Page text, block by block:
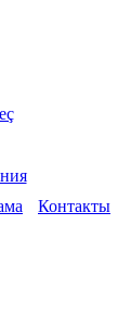
Контакты